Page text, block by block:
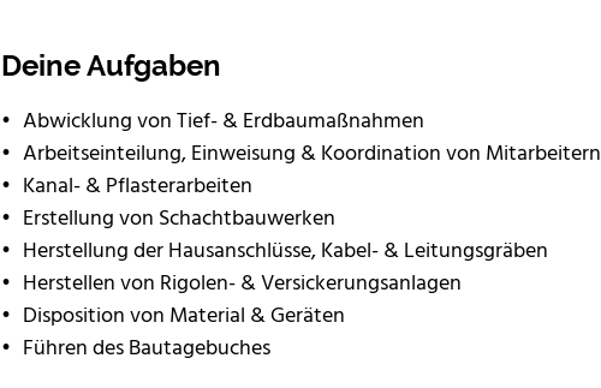
Deine Aufgaben
Abwicklung von Tief- & Erdbaumaßnahmen
Arbeitseinteilung, Einweisung & Koordination von Mitarbeitern
Kanal- & Pflasterarbeiten
Erstellung von Schachtbauwerken
Herstellung der Hausanschlüsse, Kabel- & Leitungsgräben
Herstellen von Rigolen- & Versickerungsanlagen
Disposition von Material & Geräten
Führen des Bautagebuches